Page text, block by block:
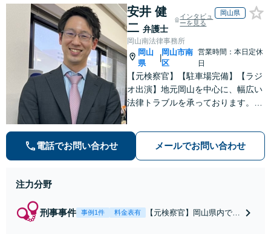
負担を軽減「弁護
士の交渉で慰謝料
金額アップ／減額
交渉も対応可」
【完全個室対応】
お店の風評被害対
策／売り上げ低下
防止のために尽
力」加害者側の対
応可：開示請求の
意見照会が来たと
きの対処法、被害
者との示談交渉
安井 健
二 弁護士
インタビュ
ーを見る
岡山県
岡山南法律事務所
岡山
県
|
岡山市南
区
営業時間：本日定休
日
【元検察官】【駐車場完備】【ラジ
オ出演】地元岡山を中心に、幅広い
法律トラブルを承っております。理
丁寧にサポートいたします。お困り
の方はお早めにご相談ください【W
電話でお問い合わせ メールでお問い合わせ
注力分野
刑事事件 事例1件 料金表有
【元検察官】岡山県内であ